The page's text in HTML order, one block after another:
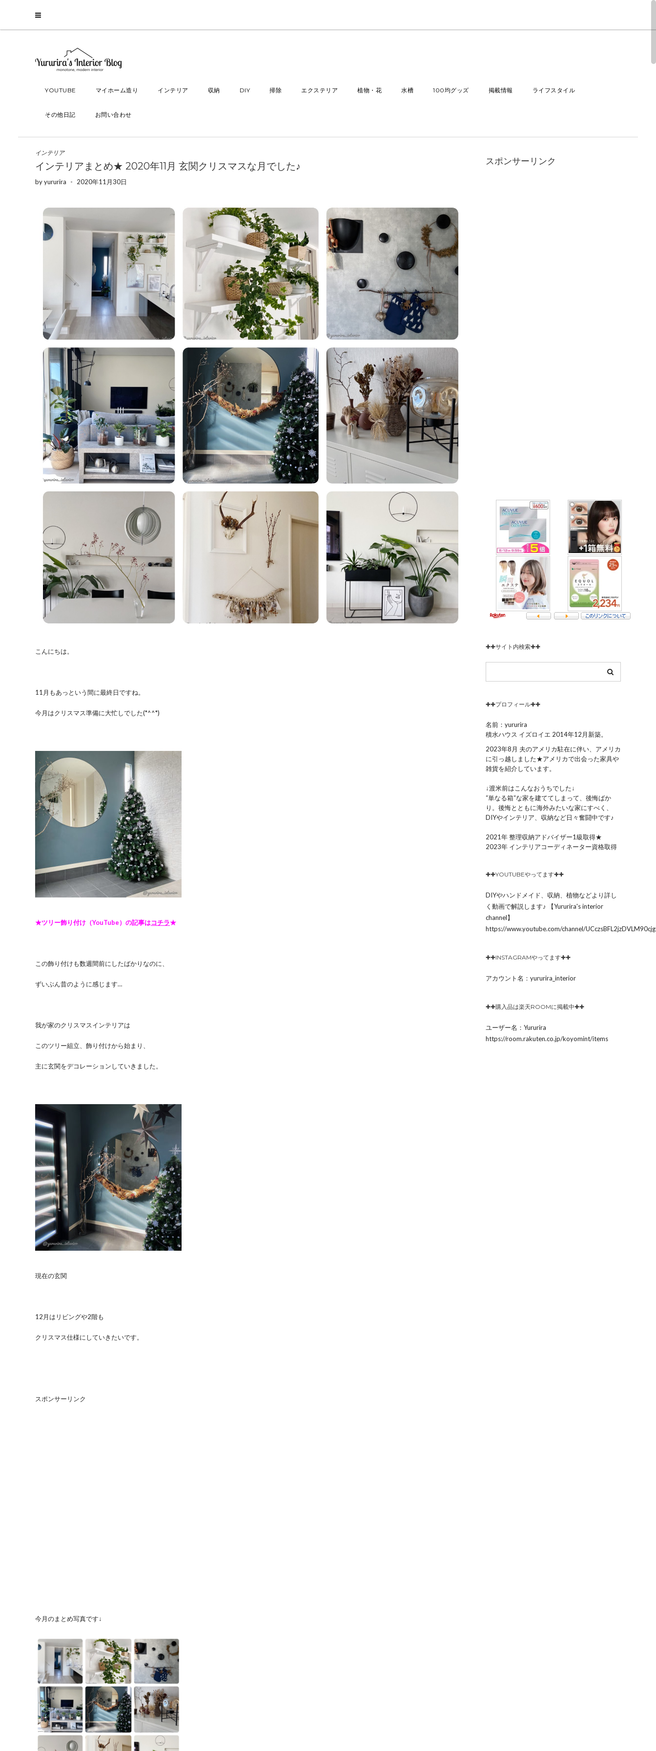
YOUTUBE マイホーム造り インテリア 収納 DIY 掃除 エクステリア 植物・花 水槽 100均グッズ 掲載情報 ライフスタイル
その他日記 お問い合わせ
インテリア
インテリアまとめ★ 2020年11月 玄関クリスマスな月でした♪
byyururira - 2020年11月30日
こんにちは。
11月もあっという間に最終日ですね。
今月はクリスマス準備に大忙しでした(*^^*)
★ツリー飾り付け（YouTube）の記事はコチラ★
この飾り付けも数週間前にしたばかりなのに、
ずいぶん昔のように感じます…
我が家のクリスマスインテリアは
このツリー組立、飾り付けから始まり、
主に玄関をデコレーションしていきました。
現在の玄関
12月はリビングや2階も
クリスマス仕様にしていきたいです。
スポンサーリンク
今月のまとめ写真です↓
スポンサーリンク
✚✚サイト内検索✚✚
✚✚プロフィール✚✚
名前：yururira
積水ハウス イズロイエ 2014年12月新築。
2023年8月 夫のアメリカ駐在に伴い、アメリカ
に引っ越しました★アメリカで出会った家具や
雑貨を紹介しています。
↓渡米前はこんなおうちでした↓
“単なる箱“な家を建ててしまって、後悔ばか
り。後悔とともに海外みたいな家にすべく、
DIYやインテリア、収納など日々奮闘中です♪
2021年 整理収納アドバイザー1級取得★
2023年 インテリアコーディネーター資格取得
✚✚YOUTUBEやってます✚✚
DIYやハンドメイド、収納、植物などより詳し
く動画で解説します♪ 【Yururira's interior
channel】
https://www.youtube.com/channel/
✚✚INSTAGRAMやってます✚✚
アカウント名：yururira_interior
✚✚購入品は楽天ROOMに掲載中✚✚
ユーザー名：Yururira
https://room.rakuten.co.jp/koyomint/items